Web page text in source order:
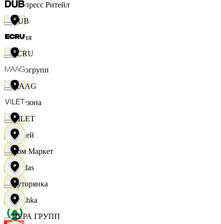
Экспресс Ритейл
Юлия
Яркогрупп
4 Сезона
7 дней
Adidas
Bershka
DUB
ECRU
MAAG
VILET
Хом Маркет
Хуторянка
ЦЕРА ГРУПП